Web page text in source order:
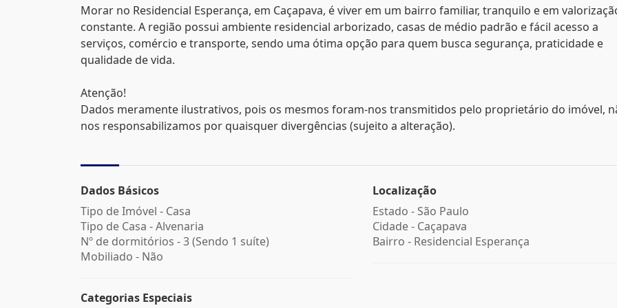
Morar no Residencial Esperança, em Caçapava, é viver em um bairro familiar, tranquilo e em
constante. A região possui ambiente residencial arborizado, casas de médio padrão e fácil acesso a
serviços, comércio e transporte, sendo uma ótima opção para quem busca segurança, praticidade e
qualidade de vida.
Atenção!
Dados meramente ilustrativos, pois os mesmos foram-nos transmitidos pelo proprietário do imóvel,
nos responsabilizamos por quaisquer divergências (sujeito a alteração).
Dados Básicos
Tipo de Imóvel - Casa
Tipo de Casa - Alvenaria
Nº de dormitórios - 3 (Sendo 1 suíte)
Mobiliado - Não
Categorias Especiais
Localização
Estado - São Paulo
Cidade - Caçapava
Bairro - Residencial Esperança